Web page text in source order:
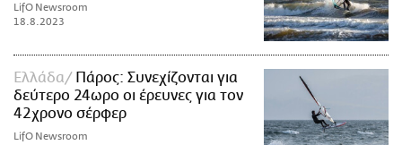
LifO Newsroom
18.8.2023
Ελλάδα
Πάρος: Συνεχίζονται για
δεύτερο 24ωρο οι έρευνες για τον
42χρονο σέρφερ
LifO Newsroom